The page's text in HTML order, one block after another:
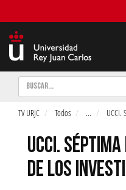
Buscar
TV URJC Todos ... UCCI.
UCCI. SÉPTIMA
DE LOS